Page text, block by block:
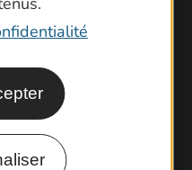
Topoguides
Gard